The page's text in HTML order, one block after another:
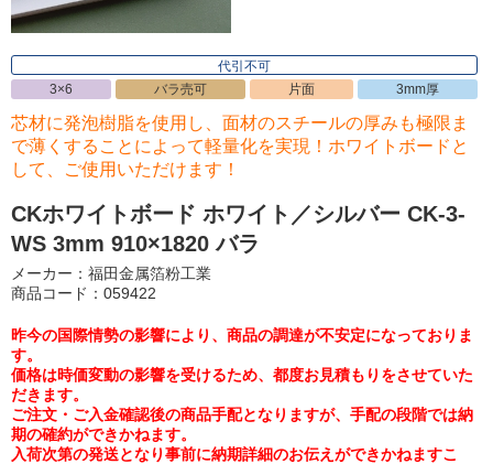
代引不可
3×6
バラ売可 片面 3mm厚
芯材に発泡樹脂を使用し、面材のスチールの厚みも極限ま
で薄くすることによって軽量化を実現！ホワイトボードと
して、ご使用いただけます！
CKホワイトボード ホワイト／シルバー CK-3-
WS 3mm 910×1820 バラ
メーカー：福田金属箔粉工業
商品コード：059422
昨今の国際情勢の影響により、商品の調達が不安定になっておりま
す。
価格は時価変動の影響を受けるため、都度お見積もりをさせていた
だきます。
ご注文・ご入金確認後の商品手配となりますが、手配の段階では納
期の確約ができかねます。
入荷次第の発送となり事前に納期詳細のお伝えができかねますこ